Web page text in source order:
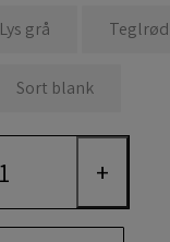
Lys grå Teglrød
Sort blank
+